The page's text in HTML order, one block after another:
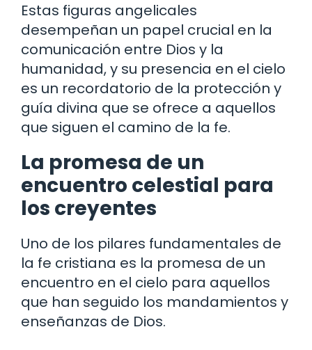
Estas figuras angelicales
desempeñan un papel crucial en la
comunicación entre Dios y la
humanidad, y su presencia en el cielo
es un recordatorio de la protección y
guía divina que se ofrece a aquellos
que siguen el camino de la fe.
La promesa de un
encuentro celestial para
los creyentes
Uno de los pilares fundamentales de
la fe cristiana es la promesa de un
encuentro en el cielo para aquellos
que han seguido los mandamientos y
enseñanzas de Dios.